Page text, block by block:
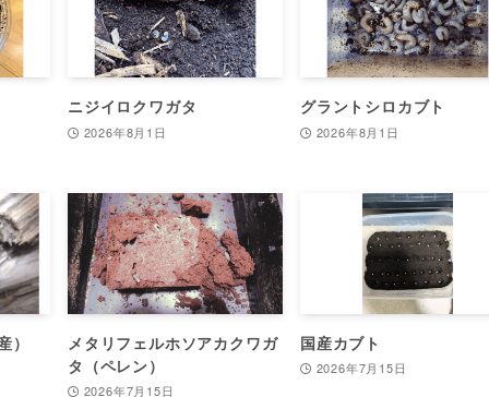
ニジイロクワガタ
2026年8月1日
グラントシロカブト
2026年8月1日
）
メタリフェルホソアカクワガ
タ（ペレン）
2026年7月15日
国産カブト
2026年7月15日